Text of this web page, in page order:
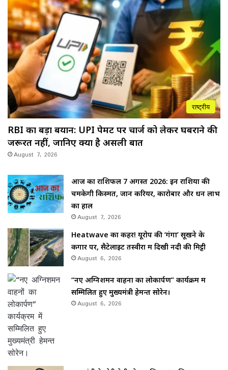
राष्ट्रीय
RBI का बड़ा बयान: UPI पेमेंट पर चार्ज को लेकर घबराने की
जरूरत नहीं, जानिए क्या है असली बात
August 7, 2026
आज का राशिफल 7 अगस्त 2026: इन राशियों की
चमकेगी किस्मत, जानें करियर, कारोबार और धन लाभ
का हाल
August 7, 2026
Heatwave का कहर! यूरोप की ‘गंगा’ सूखने के
कगार पर, सैटेलाइट तस्वीरों में दिखी नदी की मिट्टी
August 6, 2026
“नए अग्निशमन वाहनों का लोकार्पण” कार्यक्रम में
सम्मिलित हुए मुख्यमंत्री हेमन्त सोरेन।
August 6, 2026